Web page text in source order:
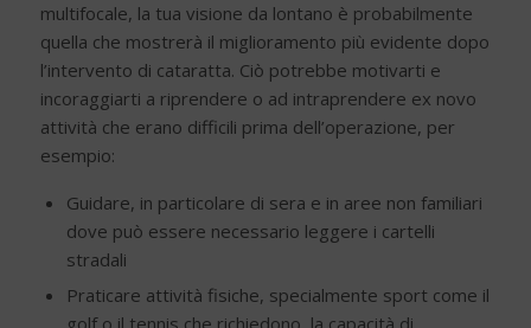
multifocale, la tua visione da lontano è probabilmente
quella che mostrerà il miglioramento più evidente dopo
l’intervento di cataratta. Ciò potrebbe motivarti e
incoraggiarti a riprendere o ad intraprendere ex novo
attività che erano difficili prima dell’operazione, per
esempio:
Guidare, in particolare di sera e in aree non familiari
dove può essere necessario leggere i cartelli
stradali
Praticare attività fisiche, specialmente sport come il